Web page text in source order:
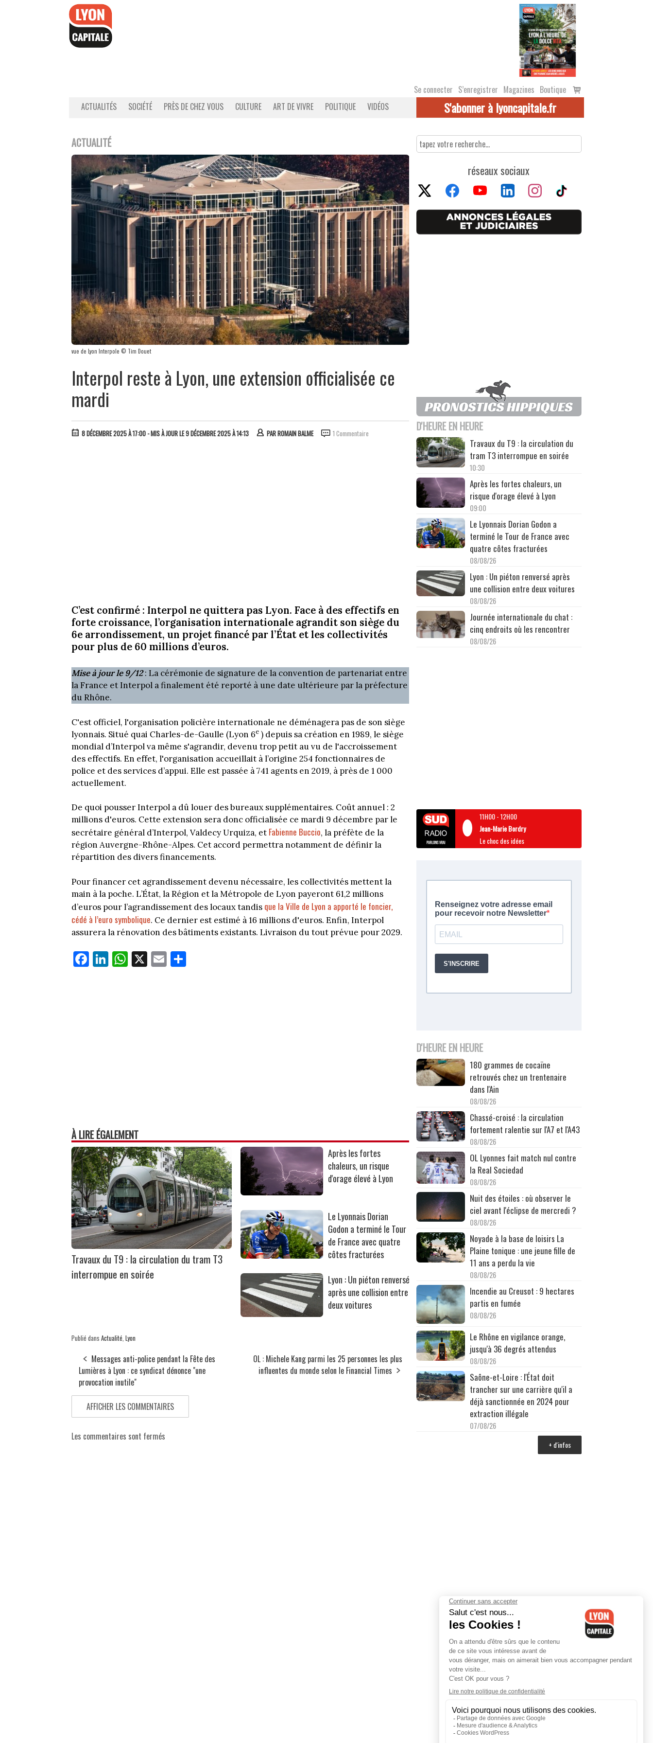
Se connecter S’enregistrer Magazines Boutique
Voir
le
ACTUALITÉS SOCIÉTÉ PRÈS DE CHEZ VOUS CULTURE ART DE VIVRE POLITIQUE VIDÉOS S'abonner à lyoncapitale.fr
ACTUALITÉ
vue de Lyon Interpole © Tim Douet
Interpol reste à Lyon, une extension officialisée ce
mardi
8 DÉCEMBRE 2025 À 17:00 - MIS À JOUR LE 9 DÉCEMBRE 2025 À 14:13 PARROMAIN BALME 1 Commentaire
C’est confirmé : Interpol ne quittera pas Lyon. Face à des effectifs en
forte croissance, l’organisation internationale agrandit son siège du
6e arrondissement, un projet financé par l’État et les collectivités
pour plus de 60 millions d’euros.
Mise à jour le 9/12: La cérémonie de signature de la convention de partenariat entre
la France et Interpol a finalement été reporté à une date ultérieure par la préfecture
du Rhône.
C'est officiel, l'organisation policière internationale ne déménagera pas de son siège
lyonnais. Situé quai Charles-de-Gaulle (Lyon 6e ) depuis sa création en 1989, le siège
mondial d’Interpol va même s'agrandir, devenu trop petit au vu de l'accroissement
des effectifs. En effet, l'organisation accueillait à l’origine 254 fonctionnaires de
police et des services d’appui. Elle est passée à 741 agents en 2019, à près de 1 000
actuellement.
De quoi pousser Interpol a dû louer des bureaux supplémentaires. Coût annuel : 2
millions d'euros. Cette extension sera donc officialisée ce mardi 9 décembre par le
secrétaire général d’Interpol, Valdecy Urquiza, et Fabienne Buccio, la préfète de la
région Auvergne-Rhône-Alpes. Cet accord permettra notamment de définir la
répartition des divers financements.
Pour financer cet agrandissement devenu nécessaire, les collectivités mettent la
main à la poche. L’État, la Région et la Métropole de Lyon payeront 61,2 millions
d’euros pour l’agrandissement des locaux tandis que la Ville de Lyon a apporté le foncier,
cédé à l’euro symbolique. Ce dernier est estimé à 16 millions d'euros. Enfin, Interpol
assurera la rénovation des bâtiments existants. Livraison du tout prévue pour 2029.
Fa
ce
Li
nk
W
ha
X E
m
À LIRE ÉGALEMENT
Travaux du T9 : la circulation du tram T3
interrompue en soirée
Après les fortes
chaleurs, un risque
d'orage élevé à Lyon
Le Lyonnais Dorian
Godon a terminé le Tour
de France avec quatre
côtes fracturées
Lyon : Un piéton renversé
après une collision entre
deux voitures
Publié dans Actualité, Lyon
Messages anti-police pendant la Fête des
Lumières à Lyon : ce syndicat dénonce "une
provocation inutile"
OL : Michele Kang parmi les 25 personnes les plus
influentes du monde selon le Financial Times
AFFICHER LES COMMENTAIRES
Les commentaires sont fermés
réseaux sociaux
D'HEURE EN HEURE
Travaux du T9 : la circulation du
tram T3 interrompue en soirée
10:30
Après les fortes chaleurs, un
risque d'orage élevé à Lyon
09:00
Le Lyonnais Dorian Godon a
terminé le Tour de France avec
quatre côtes fracturées
08/08/26
Lyon : Un piéton renversé après
une collision entre deux voitures
08/08/26
Journée internationale du chat :
cinq endroits où les rencontrer
08/08/26
11H00-12H00
Jean-Marie Bordry
Le choc des idées
D'HEURE EN HEURE
180 grammes de cocaïne
retrouvés chez un trentenaire
dans l'Ain
08/08/26
Chassé-croisé : la circulation
fortement ralentie sur l'A7 et l'A43
08/08/26
OL Lyonnes fait match nul contre
la Real Sociedad
08/08/26
Nuit des étoiles : où observer le
ciel avant l'éclipse de mercredi ?
08/08/26
Noyade à la base de loisirs La
Plaine tonique : une jeune fille de
11 ans a perdu la vie
08/08/26
Incendie au Creusot : 9 hectares
partis en fumée
08/08/26
Le Rhône en vigilance orange,
jusqu'à 36 degrés attendus
08/08/26
Saône-et-Loire : l'État doit
trancher sur une carrière qu'il a
déjà sanctionnée en 2024 pour
extraction illégale
07/08/26
+ d'infos